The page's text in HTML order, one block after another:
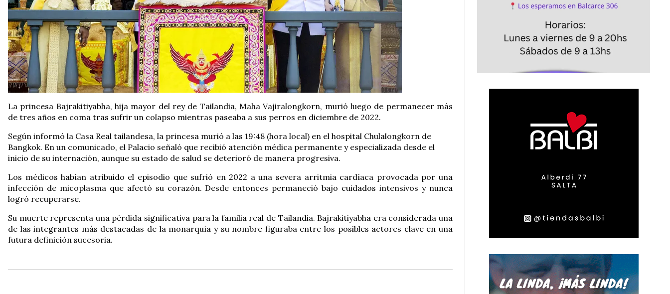
La princesa Bajrakitiyabha, hija mayor del rey de Tailandia, Maha Vajiralongkorn, murió luego de permanecer más
de tres años en coma tras sufrir un colapso mientras paseaba a sus perros en diciembre de 2022.
Según informó la Casa Real tailandesa, la princesa murió a las 19:48 (hora local) en el hospital Chulalongkorn de
Bangkok. En un comunicado, el Palacio señaló que recibió atención médica permanente y especializada desde el
inicio de su internación, aunque su estado de salud se deterioró de manera progresiva.
Los médicos habían atribuido el episodio que sufrió en 2022 a una severa arritmia cardíaca provocada por una
infección de micoplasma que afectó su corazón. Desde entonces permaneció bajo cuidados intensivos y nunca
logró recuperarse.
Su muerte representa una pérdida significativa para la familia real de Tailandia. Bajrakitiyabha era considerada una
de las integrantes más destacadas de la monarquía y su nombre figuraba entre los posibles actores clave en una
futura definición sucesoria.